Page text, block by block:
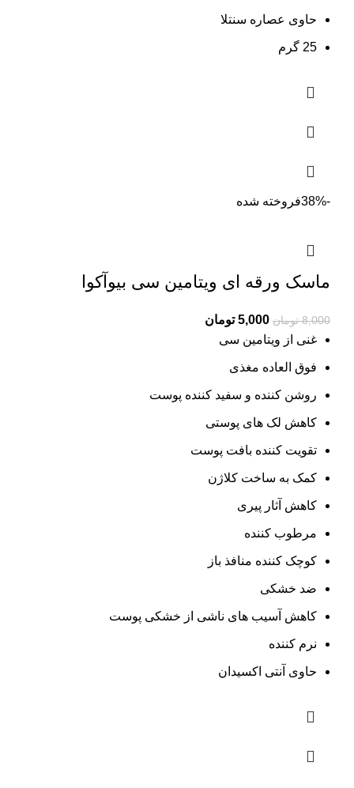
حاوی عصاره سنتلا
25 گرم
-38% فروخته شده
ماسک ورقه ای ویتامین سی بیوآکوا
8,000 تومان Original
price
5,000 تومان
غنی از ویتامین سی
فوق العاده مغذی
روشن کننده و سفید کننده پوست
کاهش لک های پوستی
تقویت کننده بافت پوست
کمک به ساخت کلاژن
کاهش آثار پیری
مرطوب کننده
کوچک کننده منافذ باز
ضد خشکی
کاهش آسیب های ناشی از خشکی پوست
نرم کننده
حاوی آنتی اکسیدان